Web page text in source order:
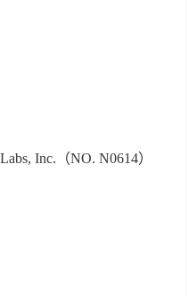
Inc.（NO. N0614）